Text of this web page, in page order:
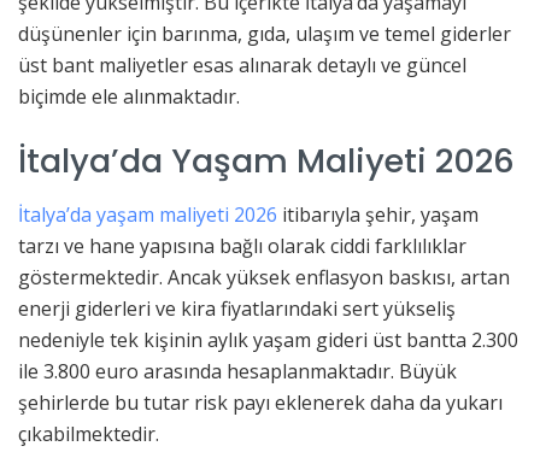
düşünenler için barınma, gıda, ulaşım ve temel giderler
üst bant maliyetler esas alınarak detaylı ve güncel
biçimde ele alınmaktadır.
İtalya’da Yaşam Maliyeti 2026
İtalya’da yaşam maliyeti 2026 itibarıyla şehir, yaşam
tarzı ve hane yapısına bağlı olarak ciddi farklılıklar
göstermektedir. Ancak yüksek enflasyon baskısı, artan
enerji giderleri ve kira fiyatlarındaki sert yükseliş
nedeniyle tek kişinin aylık yaşam gideri üst bantta 2.300
ile 3.800 euro arasında hesaplanmaktadır. Büyük
şehirlerde bu tutar risk payı eklenerek daha da yukarı
çıkabilmektedir.